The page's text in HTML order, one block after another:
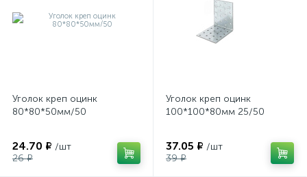
Уголок креп оцинк
80*80*50мм/50
24.70 ₽ /шт
26 ₽
Уголок креп оцинк
100*100*80мм 25/50
37.05 ₽ /шт
39 ₽